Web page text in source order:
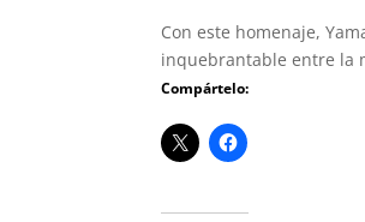
Con este homenaje,
inquebrantable entre la
Compártelo: